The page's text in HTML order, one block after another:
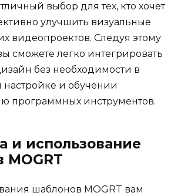
выбор для тех, кто хочет
улучшить визуальные
видеопроектов. Следуя этому
сможете легко интегрировать
без необходимости в
настройке и обучении
программных инструментов.
и использование
MOGRT
шаблонов MOGRT вам